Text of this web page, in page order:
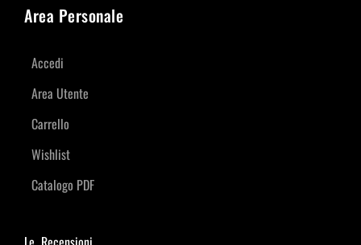
Area Personale
Accedi
Area Utente
Carrello
Wishlist
Catalogo PDF